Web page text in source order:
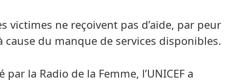
victimes ne reçoivent pas d’aide, par peur
du manque de services disponibles.
la Radio de la Femme, l’UNICEF a